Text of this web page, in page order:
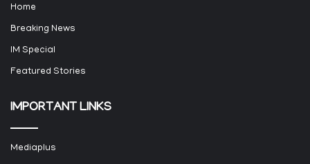
Home
Breaking News
IM Special
Featured Stories
IMPORTANT LINKS
Mediaplus